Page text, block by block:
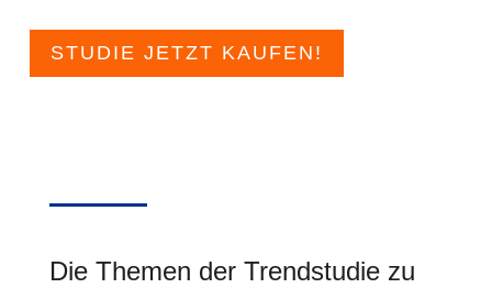
STUDIE JETZT KAUFEN!
Die Themen der Trendstudie zu